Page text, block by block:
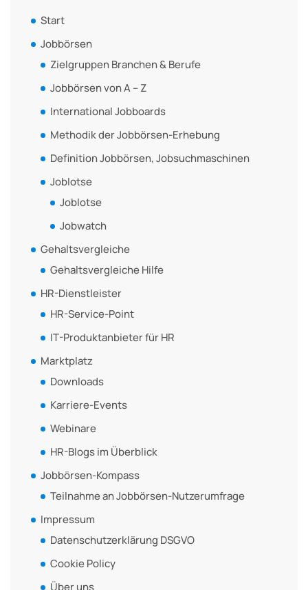
Start
Jobbörsen
Zielgruppen Branchen & Berufe
Jobbörsen von A – Z
International Jobboards
Methodik der Jobbörsen-Erhebung
Definition Jobbörsen, Jobsuchmaschinen
Joblotse
Joblotse
Jobwatch
Gehaltsvergleiche
Gehaltsvergleiche Hilfe
HR-Dienstleister
HR-Service-Point
IT-Produktanbieter für HR
Marktplatz
Downloads
Karriere-Events
Webinare
HR-Blogs im Überblick
Jobbörsen-Kompass
Teilnahme an Jobbörsen-Nutzerumfrage
Impressum
Datenschutzerklärung DSGVO
Cookie Policy
Über uns